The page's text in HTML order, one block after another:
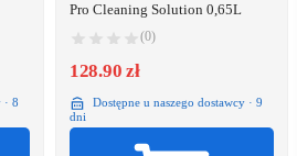
· 8
Pro Cleaning Solution 0,65L
(0)
128.90 zł
Dostępne u naszego dostawcy · 9
dni